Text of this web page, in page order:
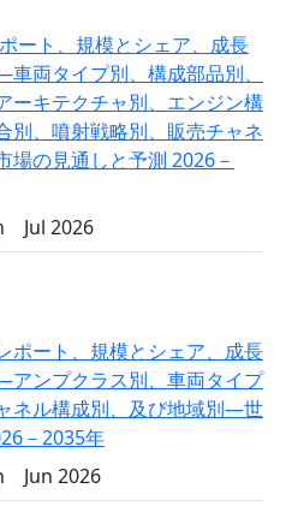
ート、規模とシェア、成長
両タイプ別、構成部品別、
ーキテクチャ別、エンジン構
別、噴射戦略別、販売チャネ
の見通しと予測 2026－
Jul 2026
ポート、規模とシェア、成長
ンプクラス別、車両タイプ
ネル構成別、及び地域別―世
－2035年
Jun 2026